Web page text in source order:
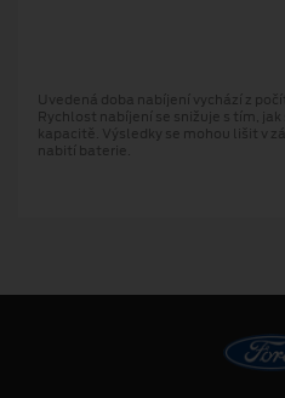
Uvedená doba nabíjení vychází z
Rychlost nabíjení se snižuje s tím,
kapacitě. Výsledky se mohou lišit v
nabití baterie.